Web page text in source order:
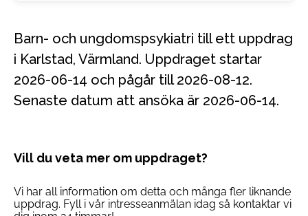
Barn- och ungdomspsykiatri till ett uppdrag
i Karlstad, Värmland. Uppdraget startar
2026-06-14 och pågår till 2026-08-12.
Senaste datum att ansöka är 2026-06-14.
Vill du veta mer om uppdraget?
Vi har all information om detta och många fler liknande
uppdrag. Fyll i vår intresseanmälan idag så kontaktar vi